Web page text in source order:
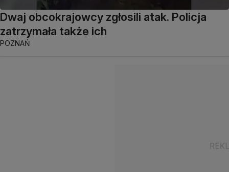
Dwaj obcokrajowcy zgłosili atak. Policja
zatrzymała także ich
POZNAŃ